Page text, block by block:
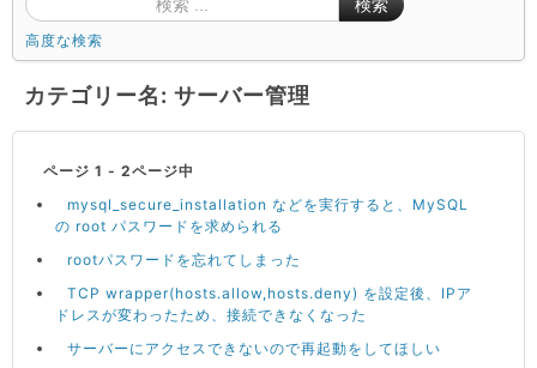
検索
高度な検索
カテゴリー名: サーバー管理
ページ 1 - 2ページ中
mysql_secure_installation などを実行すると、MySQL
の root パスワードを求められる
rootパスワードを忘れてしまった
TCP wrapper(hosts.allow,hosts.deny) を設定後、IPア
ドレスが変わったため、接続できなくなった
サーバーにアクセスできないので再起動をしてほしい